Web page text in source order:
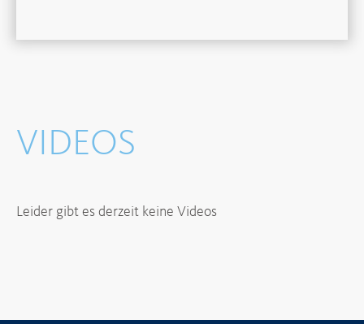
VIDEOS
Leider gibt es derzeit keine Videos